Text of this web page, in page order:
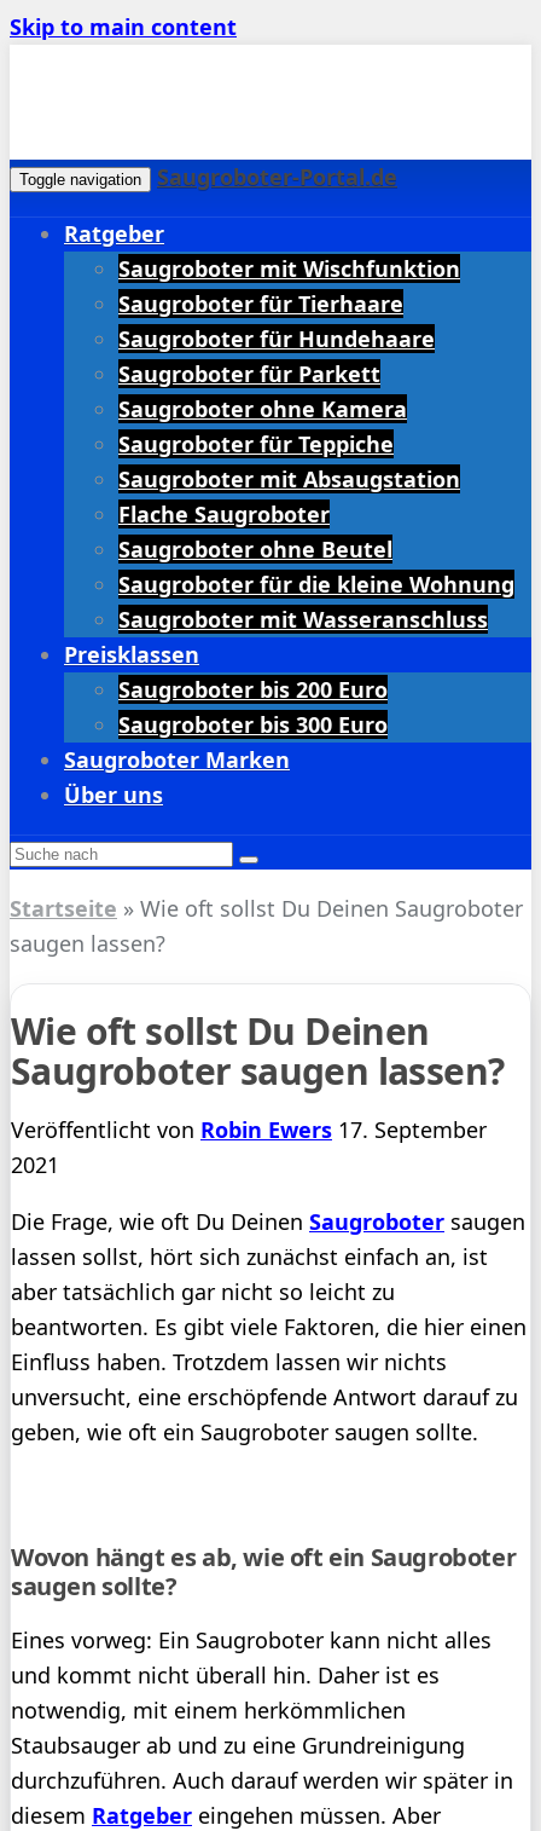
Skip to main content
Toggle navigation
Saugroboter-Portal.de
Ratgeber
Saugroboter mit Wischfunktion
Saugroboter für Tierhaare
Saugroboter für Hundehaare
Saugroboter für Parkett
Saugroboter ohne Kamera
Saugroboter für Teppiche
Saugroboter mit Absaugstation
Flache Saugroboter
Saugroboter ohne Beutel
Saugroboter für die kleine Wohnung
Saugroboter mit Wasseranschluss
Preisklassen
Saugroboter bis 200 Euro
Saugroboter bis 300 Euro
Saugroboter Marken
Über uns
Startseite » Wie oft sollst Du Deinen Saugroboter
saugen lassen?
Wie oft sollst Du Deinen
Saugroboter saugen lassen?
Veröffentlicht von Robin Ewers 17. September
2021
Die Frage, wie oft Du Deinen Saugroboter saugen
lassen sollst, hört sich zunächst einfach an, ist
aber tatsächlich gar nicht so leicht zu
beantworten. Es gibt viele Faktoren, die hier einen
Einfluss haben. Trotzdem lassen wir nichts
unversucht, eine erschöpfende Antwort darauf zu
geben, wie oft ein Saugroboter saugen sollte.
Wovon hängt es ab, wie oft ein Saugroboter
saugen sollte?
Eines vorweg: Ein Saugroboter kann nicht alles
und kommt nicht überall hin. Daher ist es
notwendig, mit einem herkömmlichen
Staubsauger ab und zu eine Grundreinigung
durchzuführen. Auch darauf werden wir später in
diesem Ratgeber eingehen müssen. Aber